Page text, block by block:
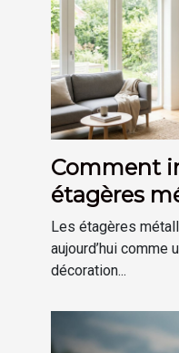
Comment
étagères
une déco
Les étagères
aujourd’hui
décoration...